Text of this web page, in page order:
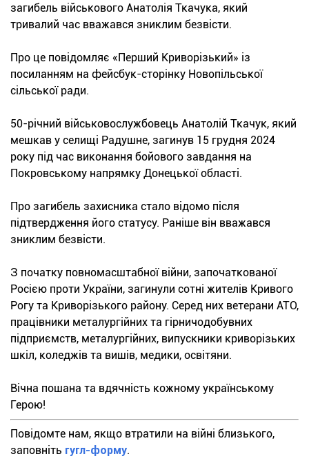
загибель військового Анатолія Ткачука, який
тривалий час вважався зниклим безвісти.
Про це повідомляє «Перший Криворізький» із
посиланням на фейсбук-сторінку Новопільської
сільської ради.
50-річний військовослужбовець Анатолій Ткачук, який
мешкав у селищі Радушне, загинув 15 грудня 2024
року під час виконання бойового завдання на
Покровському напрямку Донецької області.
Про загибель захисника стало відомо після
підтвердження його статусу. Раніше він вважався
зниклим безвісти.
З початку повномасштабної війни, започаткованої
Росією проти України, загинули сотні жителів Кривого
Рогу та Криворізького району. Серед них ветерани АТО,
працівники металургійних та гірничодобувних
підприємств, металургійних, випускники криворізьких
шкіл, коледжів та вишів, медики, освітяни.
Вічна пошана та вдячність кожному українському
Герою!
Повідомте нам, якщо втратили на війні близького,
заповніть гугл-форму.